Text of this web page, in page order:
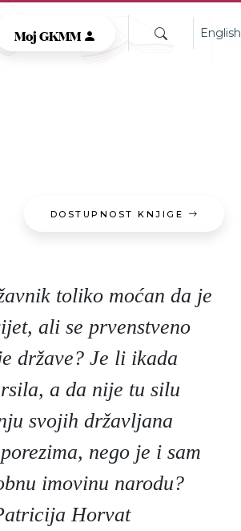
Moj GKMM English
DOSTUPNOST KNJIGE
toliko moćan da je
ali se prvenstveno
države? Je li ikada
a da nije tu silu
svojih državljana
nego je i sam
imovinu narodu?
Horvat